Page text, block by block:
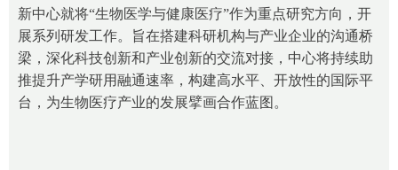
新中心就将“生物医学与健康医疗”作为重点研究方向，开
展系列研发工作。旨在搭建科研机构与产业企业的沟通桥
梁，深化科技创新和产业创新的交流对接，中心将持续助
推提升产学研用融通速率，构建高水平、开放性的国际平
台，为生物医疗产业的发展擘画合作蓝图。